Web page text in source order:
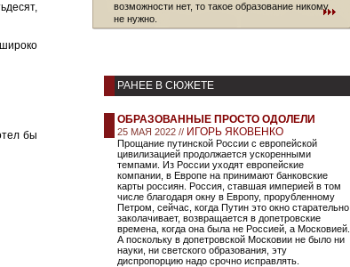
бы
возможности нет, то такое образование никому
не нужно.
РАНЕЕ В СЮЖЕТЕ
ОБРАЗОВАННЫЕ ПРОСТО ОДОЛЕЛИ
25 МАЯ 2022 // ИГОРЬ ЯКОВЕНКО
Прощание путинской России с европейской
цивилизацией продолжается ускоренными
темпами. Из России уходят европейские
компании, в Европе на принимают банковские
карты россиян. Россия, ставшая империей в том
числе благодаря окну в Европу, прорубленному
Петром, сейчас, когда Путин это окно старательно
заколачивает, возвращается в допетровские
времена, когда она была не Россией, а Московией.
А поскольку в допетровской Московии не было ни
науки, ни светского образования, эту
диспропорцию надо срочно исправлять.